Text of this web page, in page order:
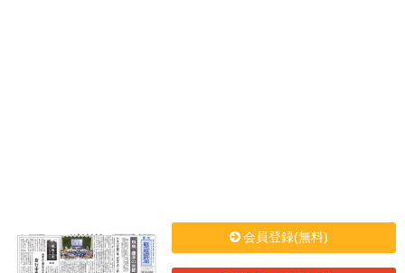
会員登録(無料)